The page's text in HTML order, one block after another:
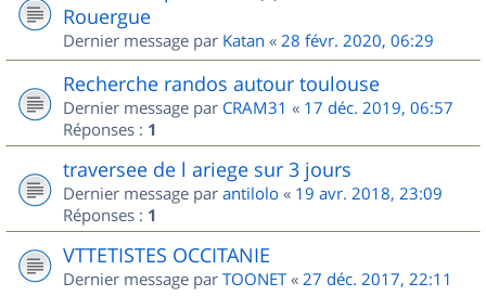
Rouergue
Dernier message par Katan « 28 févr. 2020, 06:29
Recherche randos autour toulouse
Dernier message par CRAM31 « 17 déc. 2019, 06:57
Réponses : 1
traversee de l ariege sur 3 jours
Dernier message par antilolo « 19 avr. 2018, 23:09
Réponses : 1
VTTETISTES OCCITANIE
Dernier message par TOONET« 27 déc. 2017, 22:11